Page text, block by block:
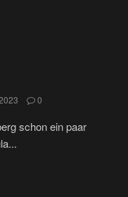
0
schon ein paar